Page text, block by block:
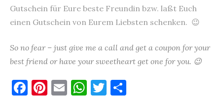
Gutschein für Eure beste Freundin bzw. laßt Euch
einen Gutschein von Eurem Liebsten schenken. 😉
So no fear – just give me a call and get a coupon for your
best friend or have your sweetheart get one for you. 😉
F Pi E W T